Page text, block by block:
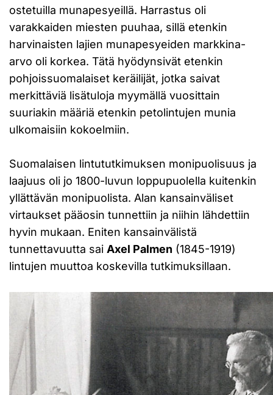
ostetuilla munapesyeillä. Harrastus oli
varakkaiden miesten puuhaa, sillä etenkin
harvinaisten lajien munapesyeiden markkina-
arvo oli korkea. Tätä hyödynsivät etenkin
pohjoissuomalaiset keräilijät, jotka saivat
merkittäviä lisätuloja myymällä vuosittain
suuriakin määriä etenkin petolintujen munia
ulkomaisiin kokoelmiin.
Suomalaisen lintututkimuksen monipuolisuus ja
laajuus oli jo 1800-luvun loppupuolella kuitenkin
yllättävän monipuolista. Alan kansainväliset
virtaukset pääosin tunnettiin ja niihin lähdettiin
hyvin mukaan. Eniten kansainvälistä
tunnettavuutta sai Axel Palmen (1845-1919)
lintujen muuttoa koskevilla tutkimuksillaan.